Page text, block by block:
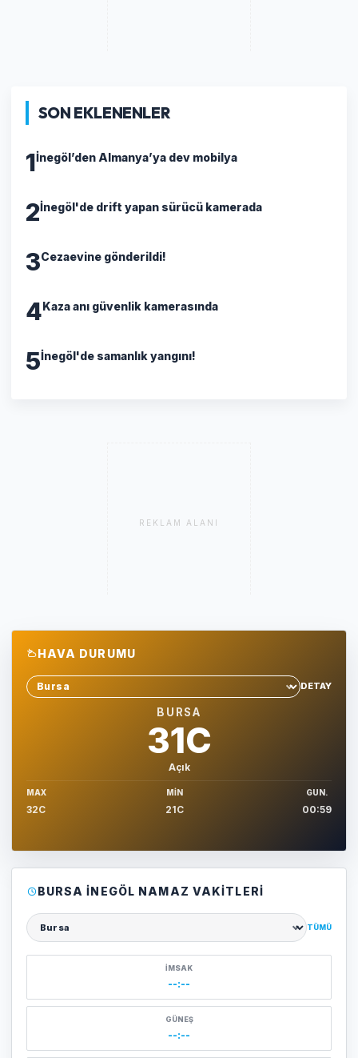
SON EKLENENLER
1İnegöl’den Almanya’ya dev mobilya
2İnegöl'de drift yapan sürücü kamerada
3Cezaevine gönderildi!
4Kaza anı güvenlik kamerasında
5İnegöl'de samanlık yangını!
REKLAM ALANI
HAVA DURUMU
Sehir sec
DETAY
BURSA
31C
Açık
MAX
32C
MIN
21C
GUN.
00:59
BURSA İNEGÖL NAMAZ VAKITLERI
Şehir seçin
TÜMÜ
İMSAK
--:--
GÜNEŞ
--:--